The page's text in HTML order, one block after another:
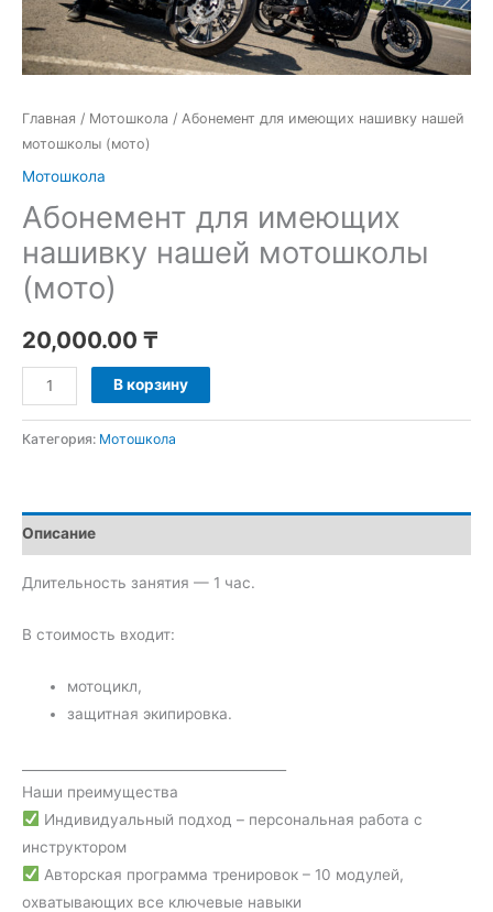
Главная / Мотошкола / Абонемент для имеющих нашивку нашей
мотошколы (мото)
Мотошкола
Абонемент для имеющих
нашивку нашей мотошколы
(мото)
20,000.00 ₸
В корзину
Категория: Мотошкола
Описание
Длительность занятия — 1 час.
В стоимость входит:
мотоцикл,
защитная экипировка.
Наши преимущества
Индивидуальный подход – персональная работа с
инструктором
Авторская программа тренировок – 10 модулей,
охватывающих все ключевые навыки